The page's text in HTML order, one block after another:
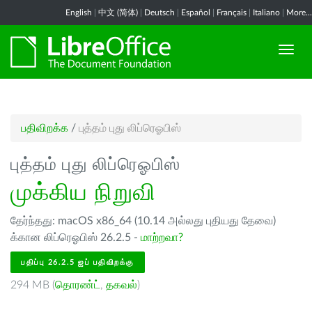
English 中文 (简体) Deutsch Español Français Italiano More...
பதிவிறக்க / புத்தம் புது லிப்ரெஓபிஸ்
புத்தம் புது லிப்ரெஓபிஸ்
முக்கிய நிறுவி
தேர்ந்தது: macOS x86_64 (10.14 அல்லது புதியது தேவை)
க்கான லிப்ரெஓபிஸ் 26.2.5 - மாற்றவா?
பதிப்பு 26.2.5 ஐப் பதிவிறக்கு
294 MB (தொரண்ட் , தகவல்)